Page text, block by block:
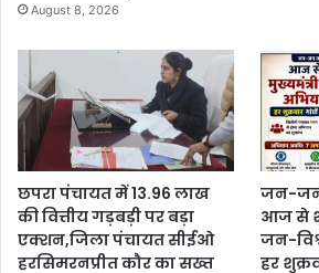
August 8, 2026
छपरा पंचायत में 13.96 लाख
की वित्तीय गड़बड़ी पर बड़ा
एक्शन,जिला पंचायत सीईओ
हरसिमरनप्रीत कौर का सख्त
जन-जन
आज से
जन-
हर